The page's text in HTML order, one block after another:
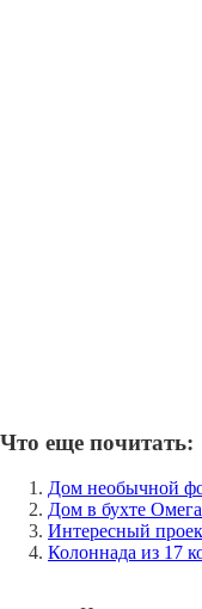
Что еще почитать:
Дом необычной
Дом в бухте
Интересный
Колоннада из 17